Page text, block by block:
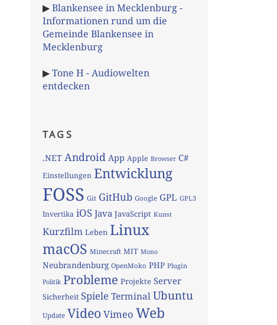
▶Blankensee in Mecklenburg -
Informationen rund um die
Gemeinde Blankensee in
Mecklenburg
▶Tone H - Audiowelten
entdecken
TAGS
.NET Android App Apple Browser C#
Einstellungen Entwicklung
FOSS Git GitHub Google GPL GPL3
Invertika iOS Java JavaScript Kunst
Kurzfilm Leben Linux
macOS Minecraft MIT Mono
Neubrandenburg OpenMoko PHP Plugin
Politik Probleme Projekte Server
Sicherheit Spiele TerminalUbuntu
Update VideoVimeo Web